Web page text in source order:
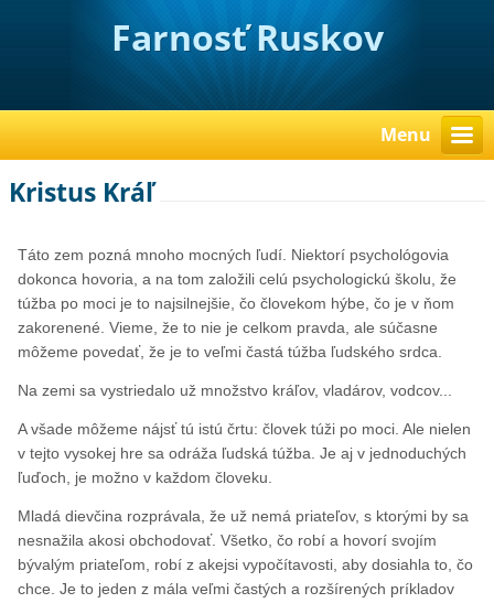
Farnosť Ruskov
Menu
Kristus Kráľ
Táto zem pozná mnoho mocných ľudí. Niektorí psychológovia
dokonca hovoria, a na tom založili celú psychologickú školu, že
túžba po moci je to najsilnejšie, čo človekom hýbe, čo je v ňom
zakorenené. Vieme, že to nie je celkom pravda, ale súčasne
môžeme povedať, že je to veľmi častá túžba ľudského srdca.
Na zemi sa vystriedalo už množstvo kráľov, vladárov, vodcov...
A všade môžeme nájsť tú istú črtu: človek túži po moci. Ale nielen
v tejto vysokej hre sa odráža ľudská túžba. Je aj v jednoduchých
ľuďoch, je možno v každom človeku.
Mladá dievčina rozprávala, že už nemá priateľov, s ktorými by sa
nesnažila akosi obchodovať. Všetko, čo robí a hovorí svojím
bývalým priateľom, robí z akejsi vypočítavosti, aby dosiahla to, čo
chce. Je to jeden z mála veľmi častých a rozšírených príkladov